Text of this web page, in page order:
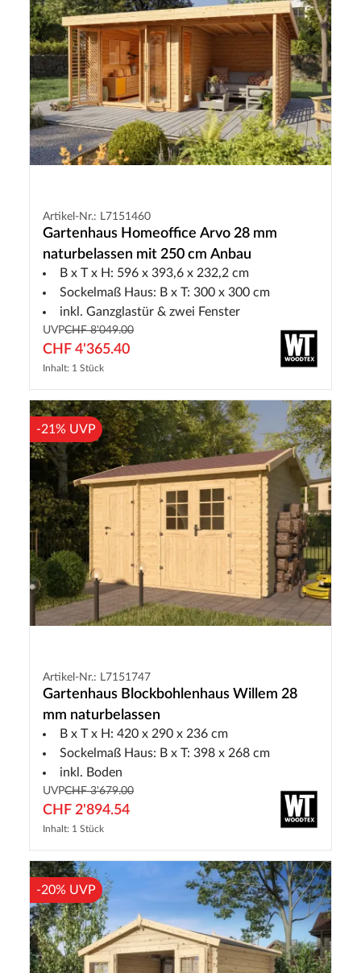
Artikel-Nr.: L7151460
Gartenhaus Homeoffice Arvo 28 mm
naturbelassen mit 250 cm Anbau
B x T x H: 596 x 393,6 x 232,2 cm
Sockelmaß Haus: B x T: 300 x 300 cm
inkl. Ganzglastür & zwei Fenster
UVPCHF 8'049.00
CHF 4'365.40
Inhalt: 1 Stück
-21% UVP
Artikel-Nr.: L7151747
Gartenhaus Blockbohlenhaus Willem 28
mm naturbelassen
B x T x H: 420 x 290 x 236 cm
Sockelmaß Haus: B x T: 398 x 268 cm
inkl. Boden
UVPCHF 3'679.00
CHF 2'894.54
Inhalt: 1 Stück
-20% UVP